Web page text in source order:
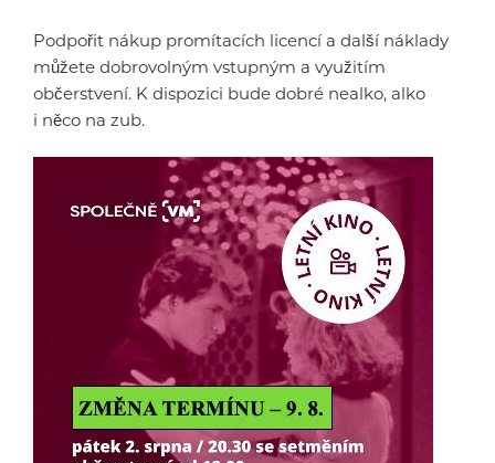
Podpořit nákup promítacích licencí a další náklady
můžete dobrovolným vstupným a využitím
občerstvení. K dispozici bude dobré nealko, alko
i něco na zub.